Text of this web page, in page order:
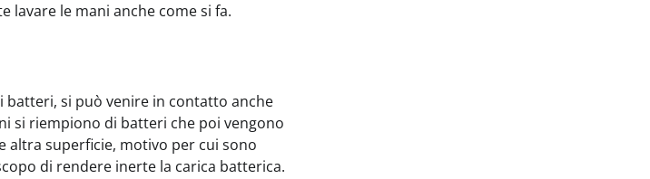
lavare le mani anche come si fa.
batteri, si può venire in contatto anche
si riempiono di batteri che poi vengono
superficie, motivo per cui sono
di rendere inerte la carica batterica.